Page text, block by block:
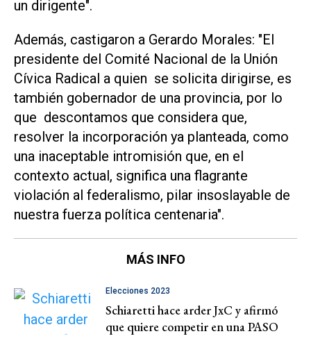
un dirigente".
Además, castigaron a Gerardo Morales: "El
presidente del Comité Nacional de la Unión
Cívica Radical a quien se solicita dirigirse, es
también gobernador de una provincia, por lo
que descontamos que considera que,
resolver la incorporación ya planteada, como
una inaceptable intromisión que, en el
contexto actual, significa una flagrante
violación al federalismo, pilar insoslayable de
nuestra fuerza política centenaria".
MÁS INFO
Elecciones 2023
Schiaretti hace arder JxC y afirmó
que quiere competir en una PASO